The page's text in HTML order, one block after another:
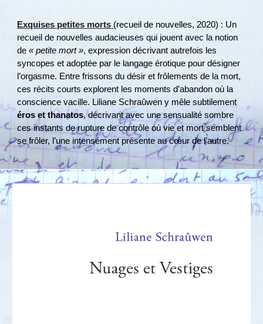
Exquises petites morts (recueil de nouvelles, 2020) : Un
recueil de nouvelles audacieuses qui jouent avec la notion
de« petite mort », expression décrivant autrefois les
syncopes et adoptée par le langage érotique pour désigner
l’orgasme​. Entre frissons du désir et frôlements de la mort,
ces récits courts explorent les moments d’abandon où la
conscience vacille. Liliane Schraûwen y mêle subtilement
éros et thanatos, décrivant avec une sensualité sombre
ces instants de rupture de contrôle où vie et mort semblent
se frôler, l’une intensément présente au cœur de l’autre.